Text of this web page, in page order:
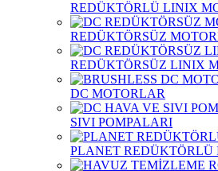
REDÜKTÖRLÜ LINIX
REDÜKTÖRSÜZ
REDÜKTÖRSÜZ LINIX
DC MOTORLAR
SIVI POMPALARI
PLANET REDÜKTÖRLÜ